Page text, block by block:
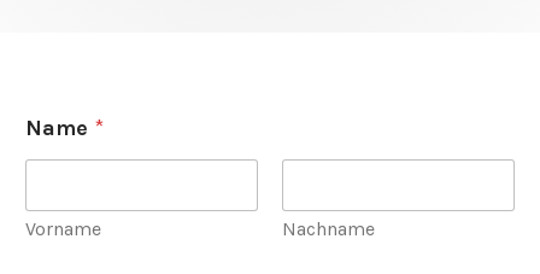
Name *
Vorname Nachname